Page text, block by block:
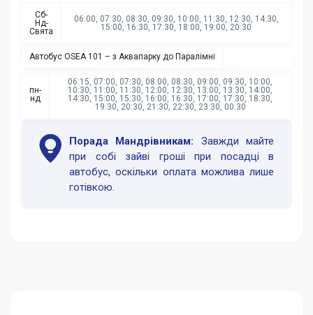
Сб-
Нд-
Свята
06:00, 07:30, 08:30, 09:30, 10:00, 11:30, 12:30, 14:30,
15:00, 16:30, 17:30, 18:00, 19:00, 20:30
Автобус OSEA 101 – з Аквапарку до Паралімні
пн-
нд
06:15, 07:00, 07:30, 08:00, 08:30, 09:00, 09:30, 10:00,
10:30, 11:00, 11:30, 12:00, 12:30, 13:00, 13:30, 14:00,
14:30, 15:00, 15:30, 16:00, 16:30, 17:00, 17:30, 18:30,
19:30, 20:30, 21:30, 22:30, 23:30, 00:30
Порада Мандрівникам: Завжди майте
при собі зайві гроші при посадці в
автобус, оскільки оплата можлива лише
готівкою.